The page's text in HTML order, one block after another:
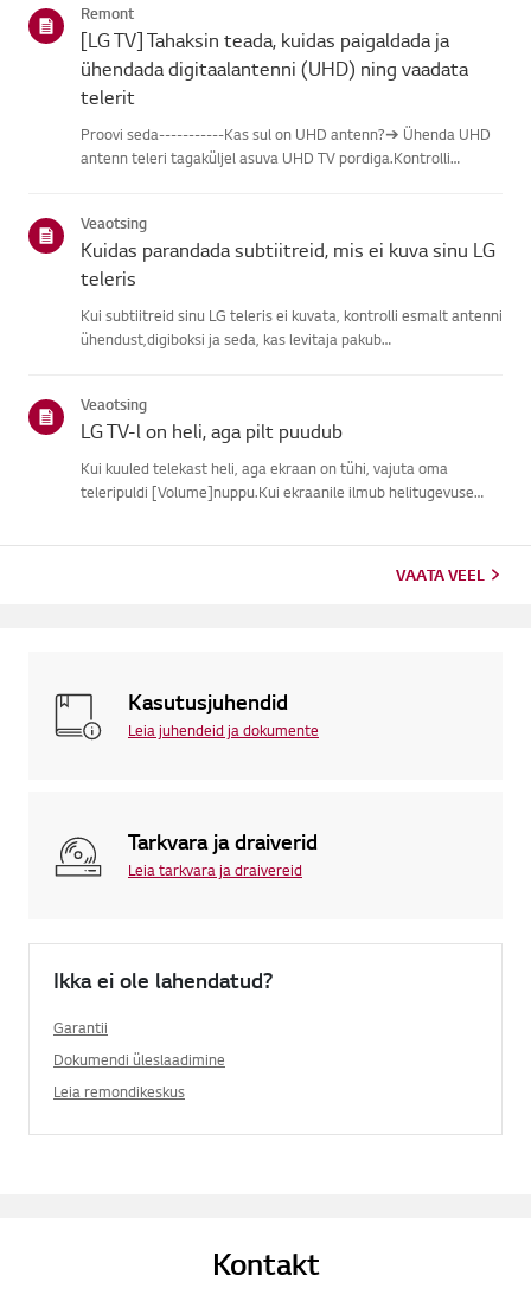
Remont
[LG TV] Tahaksin teada, kuidas paigaldada ja
ühendada digitaalantenni (UHD) ning vaadata
telerit
Proovi seda-----------Kas sul on UHD antenn?➔ Ühenda UHD
antenn teleri tagaküljel asuva UHD TV pordiga.Kontrolli
signaali, j...
Veaotsing
Kuidas parandada subtiitreid, mis ei kuva sinu LG
teleris
Kui subtiitreid sinu LG teleris ei kuvata, kontrolli esmalt antenni
ühendust,digiboksi ja seda, kas levitaja pakub
kasutad ...
Veaotsing
LG TV-l on heli, aga pilt puudub
Kui kuuled telekast heli, aga ekraan on tühi, vajuta oma
teleripuldi [Volume]nuppu.Kui ekraanile ilmub helitugevuse
VAATA VEEL
Kasutusjuhendid
Leia juhendeid ja dokumente
Tarkvara ja draiverid
Leia tarkvara ja draivereid
Ikka ei ole lahendatud?
Garantii
Dokumendi üleslaadimine
Leia remondikeskus
Kontakt